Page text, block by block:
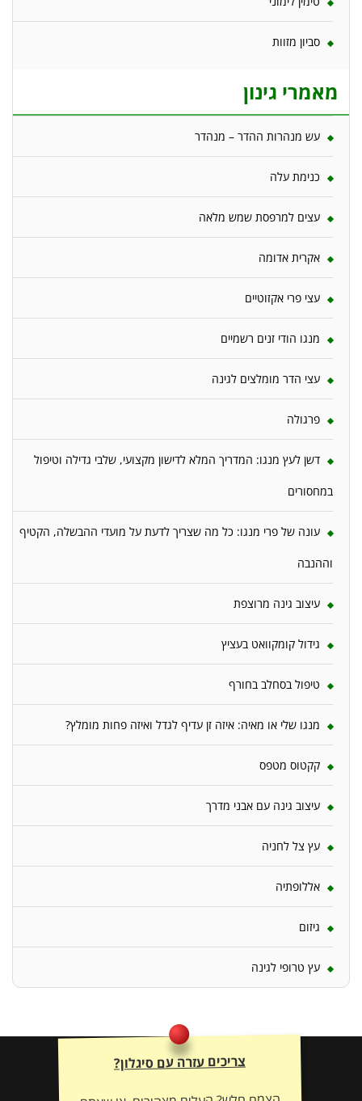
סביון מזוות
מאמרי גינון
עש מנהרות ההדר – מנהדר
כנימת עלה
עצים למרפסת שמש מלאה
אקרית אדומה
עצי פרי אקזוטיים
מנגו הודי זנים רשמיים
עצי הדר מומלצים לגינה
פרגולה
דשן לעץ מנגו: המדריך המלא לדישון מקצועי, שלבי גדילה וטיפול
במחסורים
עונה של פרי מנגו: כל מה שצריך לדעת על מועדי ההבשלה, הקטיף
וההנבה
עיצוב גינה מרוצפת
גידול קומקוואט בעציץ
טיפול בסחלב בחורף
מנגו שלי או מאיה: איזה זן עדיף לגדל ואיזה פחות מומלץ?
קקטוס מטפס
עיצוב גינה עם אבני מדרך
עץ צל לחניה
אללופתיה
גיזום
עץ טרופי לגינה
צריכים עזרה עם סיגלון?